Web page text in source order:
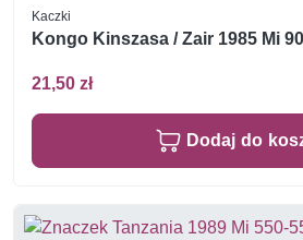
Kaczki
Kongo Kinszasa / Zair 1985 Mi
21,50 zł
Dodaj do